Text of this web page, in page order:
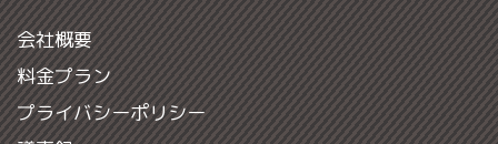
会社概要
料金プラン
プライバシーポリシー